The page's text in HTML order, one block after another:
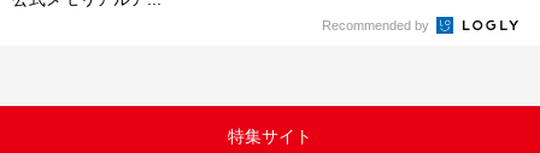
Recommended by
特集サイト